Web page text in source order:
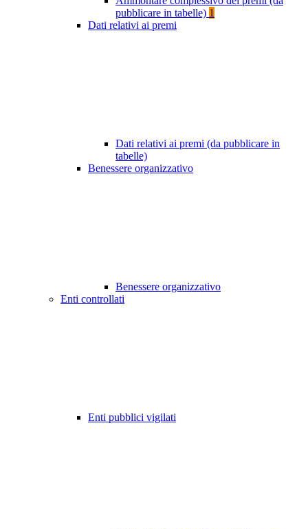
pubblicare in tabelle) 1
Dati relativi ai premi
Dati relativi ai premi (da pubblicare in
tabelle)
Benessere organizzativo
Benessere organizzativo
Enti controllati
Enti pubblici vigilati